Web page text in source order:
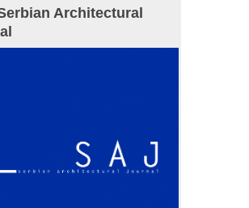
Architectural